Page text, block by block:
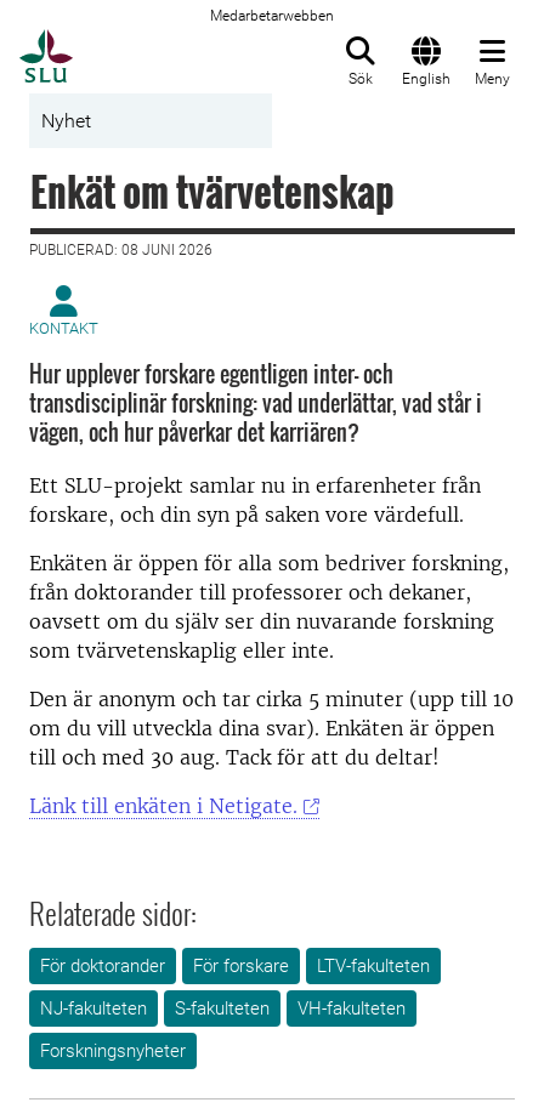
Medarbetarwebben
Sök English Meny
Nyhet
Enkät om tvärvetenskap
PUBLICERAD: 08 JUNI 2026
KONTAKT
Hur upplever forskare egentligen inter- och
transdisciplinär forskning: vad underlättar, vad står i
vägen, och hur påverkar det karriären?
Ett SLU-projekt samlar nu in erfarenheter från
forskare, och din syn på saken vore värdefull.
Enkäten är öppen för alla som bedriver forskning,
från doktorander till professorer och dekaner,
oavsett om du själv ser din nuvarande forskning
som tvärvetenskaplig eller inte.
Den är anonym och tar cirka 5 minuter (upp till 10
om du vill utveckla dina svar). Enkäten är öppen
till och med 30 aug. Tack för att du deltar!
Länk till enkäten i Netigate.
Relaterade sidor:
För doktorander För forskare
LTV-fakulteten
NJ-fakulteten
S-fakulteten
VH-fakulteten
Forskningsnyheter